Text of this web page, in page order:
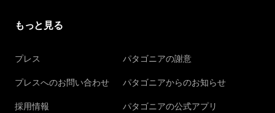
もっと見る
プレス
プレスへのお問い合わせ
採用情報
パタゴニアの謝意
パタゴニアからのお知らせ
パタゴニアの公式アプリ